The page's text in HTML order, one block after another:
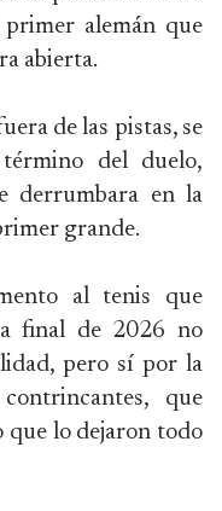
alemán que
abierta.
de las pistas, se
del duelo,
derrumbara en la
grande.
al tenis que
final de 2026 no
pero sí por la
que
lo dejaron todo